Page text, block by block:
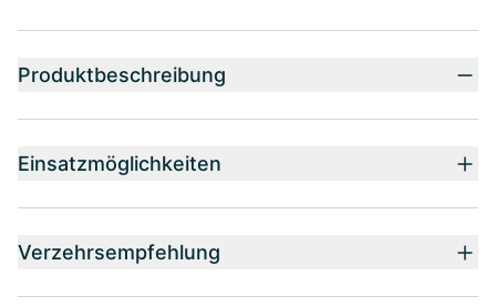
Produktbeschreibung
Einsatzmöglichkeiten
Verzehrsempfehlung